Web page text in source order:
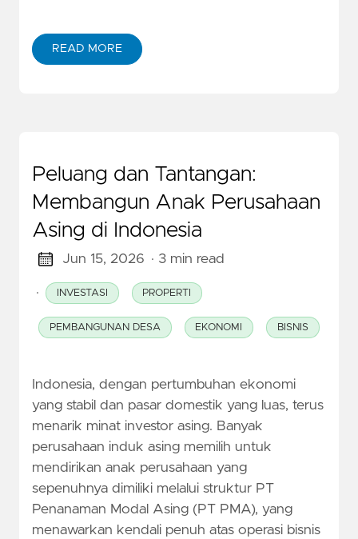
READ MORE
Peluang dan Tantangan:
Membangun Anak Perusahaan
Asing di Indonesia
Jun 15, 2026 · 3 min read
· INVESTASI PROPERTI
PEMBANGUNAN DESA EKONOMI BISNIS
Indonesia, dengan pertumbuhan ekonomi
yang stabil dan pasar domestik yang luas, terus
menarik minat investor asing. Banyak
perusahaan induk asing memilih untuk
mendirikan anak perusahaan yang
sepenuhnya dimiliki melalui struktur PT
Penanaman Modal Asing (PT PMA), yang
menawarkan kendali penuh atas operasi bisnis